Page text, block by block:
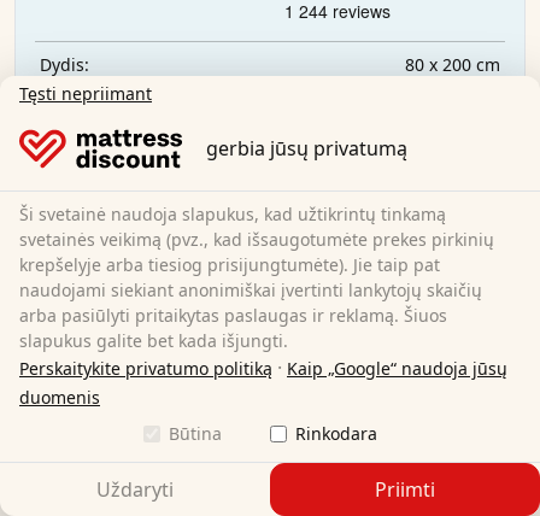
Dydis:
80 x 200 cm
Medžiaga:
Kietumo laipsnis:
Nemokamas pristatymas
Galima įsigyti iš karto
Sužinokite daugiau
Tęsti nepriimant
gerbia jūsų privatumą
Ši svetainė naudoja slapukus, kad užtikrintų tinkamą
svetainės veikimą (pvz., kad išsaugotumėte prekes pirkinių
krepšelyje arba tiesiog prisijungtumėte). Jie taip pat
naudojami siekiant anonimiškai įvertinti lankytojų skaičių
arba pasiūlyti pritaikytas paslaugas ir reklamą. Šiuos
slapukus galite bet kada išjungti.
Perskaitykite privatumo politiką · Kaip „Google“ naudoja jūsų
duomenis
Būtina
Rinkodara
Uždaryti Priimti